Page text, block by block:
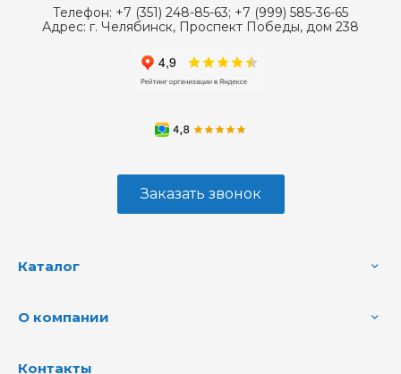
Телефон: +7 (351) 248-85-63; +7 (999) 585-36-65
Адрес: г. Челябинск, Проспект Победы, дом 238
Заказать звонок
Каталог
О компании
Контакты